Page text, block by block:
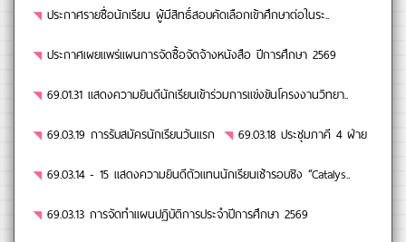
ประกาศรายชื่อนักเรียน ผู้มีสิทธิ์สอบคัดเลือกเข้าศึกษาต่อในระ..
ประกาศเผยแพร่แผนการจัดซื้อจัดจ้างหนังสือ ปีการศึกษา 2569
69.01.31 แสดงความยินดีนักเรียนเข้าร่วมการแข่งขันโครงงานวิทยา..
69.03.19 การรับสมัครนักเรียนวันแรก
69.03.18 ประชุมภาคี 4 ฝ่าย
69.03.14 - 15 แสดงความยินดีตัวแทนนักเรียนเช้ารอบชิง “Catalys..
69.03.13 การจัดทำแผนปฏิบัติการประจำปีการศึกษา 2569